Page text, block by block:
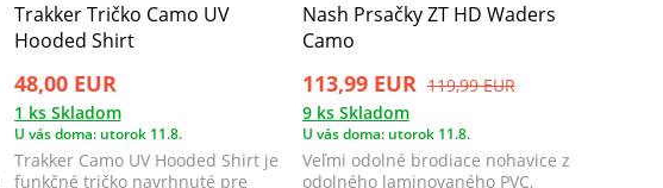
Trakker Tričko Camo UV
Hooded Shirt
48,00 EUR
1 ks Skladom
U vás doma: utorok 11.8.
Trakker Camo UV Hooded Shirt je
funkčné tričko navrhnuté pre
Nash Prsačky ZT HD Waders
Camo
113,99 EUR 119,99 EUR
9 ks Skladom
U vás doma: utorok 11.8.
Veľmi odolné brodiace nohavice z
odolného laminovaného PVC,